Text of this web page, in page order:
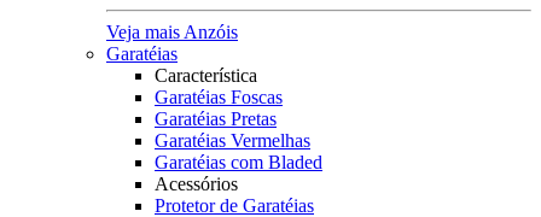
Veja mais Anzóis
Garatéias
Característica
Garatéias Foscas
Garatéias Pretas
Garatéias Vermelhas
Garatéias com Bladed
Acessórios
Protetor de Garatéias